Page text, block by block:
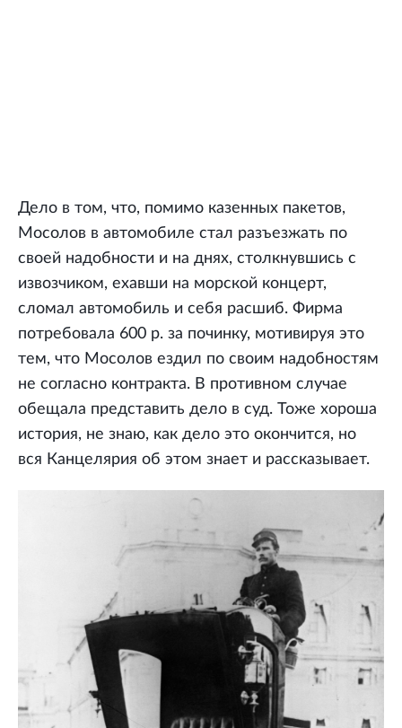
Дело в том, что, помимо казенных пакетов,
Мосолов в автомобиле стал разъезжать по
своей надобности и на днях, столкнувшись с
извозчиком, ехавши на морской концерт,
сломал автомобиль и себя расшиб. Фирма
потребовала 600 р. за починку, мотивируя это
тем, что Мосолов ездил по своим надобностям
не согласно контракта. В противном случае
обещала представить дело в суд. Тоже хороша
история, не знаю, как дело это окончится, но
вся Канцелярия об этом знает и рассказывает.